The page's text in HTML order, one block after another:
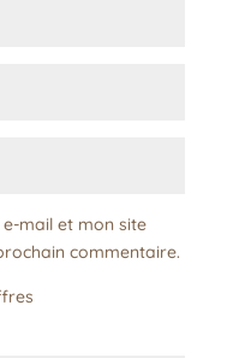
mail et mon site
commentaire.